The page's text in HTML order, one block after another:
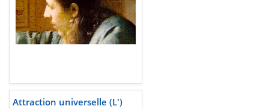
Attraction universelle (L')